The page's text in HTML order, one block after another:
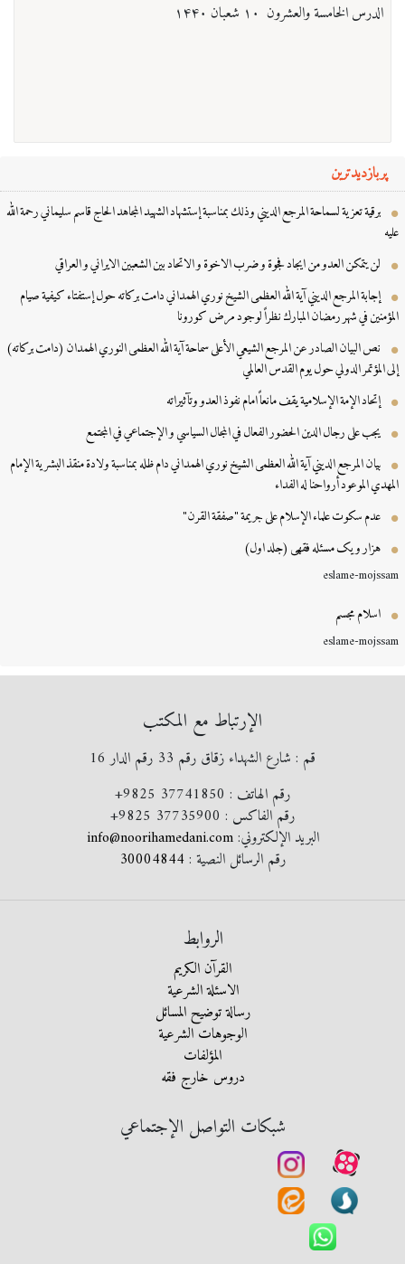
الدرس الخامسة والعشرون ۱۰ شعبان ۱۴۴۰
پربازدیدترین
برقية تعزية لسماحة المرجع الديني وذلك بمناسبة إستشهاد الشهيد المجاهد الحاج قاسم سليماني رحمة الله
لن يتمكن العدو من ايجاد فجوة و ضرب الاخوة و الاتحاد بين الشعبين الايراني و العراقي
إجابة المرجع الديني آية الله العظمى الشيخ نوري الهمداني دامت بركاته حول إستفتاء كيفية صيام
في شهر رمضان المبارك نظراً لوجود مرض كورونا
نص البيان الصادر عن المرجع الشيعي الأعلى سماحة آية الله العظمى النوري الهمدان (دامت بركاته)
المؤتمر الدولي حول یوم القدس العالمي
إتحاد الإمة الإسلامية يقف مانعاً امام نفوذ العدو وتآثيراته
يجب على رجال الدين الحضور الفعال في المجال السياسي و الإجتماعي في المجتمع
بيان المرجع الديني آية الله العظمى الشيخ نوري الهمداني دام ظله بمناسبة ولادة منقذ البشرية الإمام
الموعود أرواحنا له الفداء
عدم سكوت علماء الإسلام على جريمة "صفقة القرن"
هزار و یک مسئله فقهی (جلد اول)
eslame-
اسلام مجسم
eslame-
الإرتباط مع المكتب
قم : شارع الشهداء زقاق رقم 33 رقم الدار 16
رقم الهاتف :+9825 37741850
رقم الفاكس :+9825 37735900
البريد الإلكتروني:info@noorihamedani.com
رقم الرسائل النصية :30004844
الروابط
القرآن الكريم
الاسئلة الشرعية
رسالة توضيح المسائل
الوجوهات الشرعية
المؤلفات
دروس خارج فقه
شبكات التواصل الإجتماعي